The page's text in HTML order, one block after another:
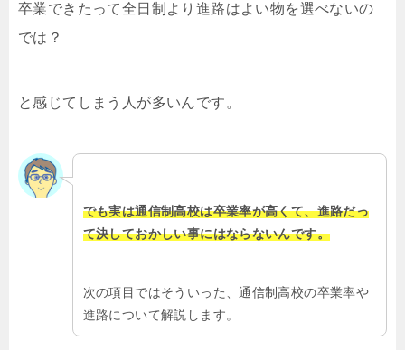
卒業できたって全日制より進路はよい物を選べないの
では？
と感じてしまう人が多いんです。
でも実は通信制高校は卒業率が高くて、進路だっ
て決しておかしい事にはならないんです。
次の項目ではそういった、通信制高校の卒業率や
進路について解説します。